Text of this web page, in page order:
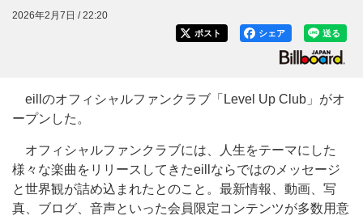
2026年2月7日 / 22:20
送る
シェア
ポスト
eillのオフィシャルファンクラブ「Level Up Club」がオ
ープンした。
オフィシャルファンクラブには、人生をテーマにした
様々な楽曲をリリースしてきたeillならではのメッセージ
と世界観が詰め込まれたとのこと。最新情報、動画、写
真、ブログ、音声といった会員限定コンテンツが多数用意